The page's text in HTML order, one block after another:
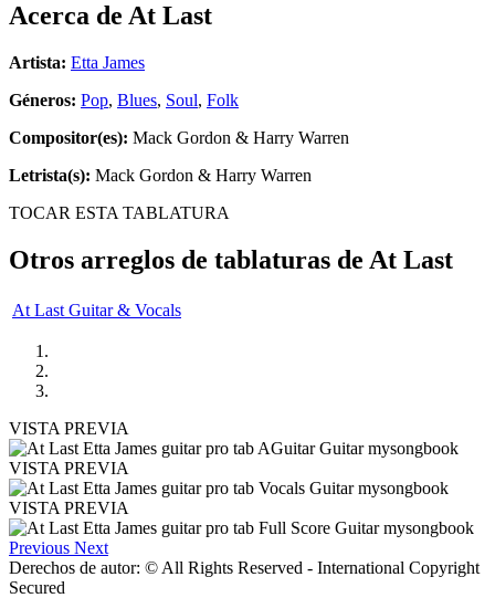
Acerca de At Last
Artista: Etta James
Géneros: Pop, Blues, Soul, Folk
Compositor(es): Mack Gordon & Harry Warren
Letrista(s): Mack Gordon & Harry Warren
TOCAR ESTA TABLATURA
Otros arreglos de tablaturas de At Last
At Last Guitar & Vocals
VISTA PREVIA
VISTA PREVIA
VISTA PREVIA
Previous Next
Derechos de autor: © All Rights Reserved - International Copyright
Secured